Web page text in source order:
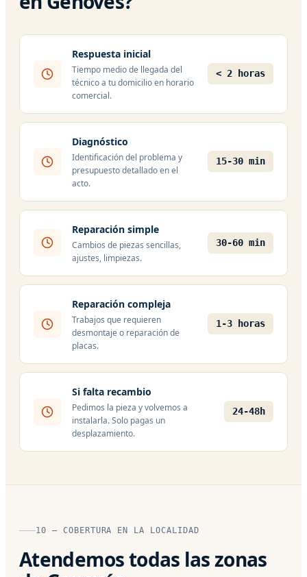
Respuesta inicial
Tiempo medio de llegada del
técnico a tu domicilio en horario
comercial.
< 2 horas
Diagnóstico
Identificación del problema y
presupuesto detallado en el
acto.
15-30 min
Reparación simple
Cambios de piezas sencillas,
ajustes, limpiezas.
30-60 min
Reparación compleja
Trabajos que requieren
desmontaje o reparación de
placas.
1-3 horas
Si falta recambio
Pedimos la pieza y volvemos a
instalarla. Solo pagas un
desplazamiento.
24-48h
10 — COBERTURA EN LA LOCALIDAD
Atendemos todas las zonas